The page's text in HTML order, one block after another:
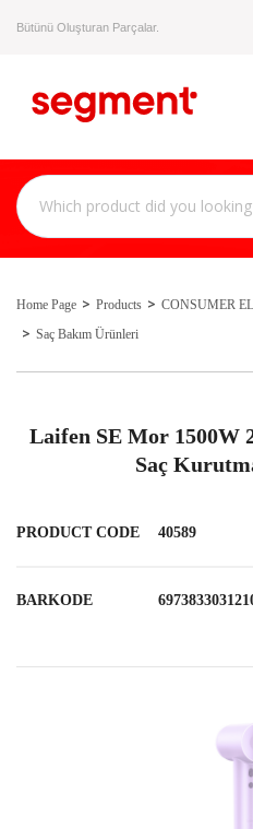
Bütünü Oluşturan Parçalar.
Home Page Products CONSUMER
Saç Bakım Ürünleri
Laifen SE Mor 1500W
Saç
PRODUCT CODE 40589
BARKODE